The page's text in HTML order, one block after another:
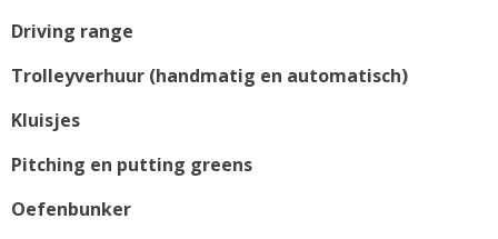
Driving range
Trolleyverhuur (handmatig en automatisch)
Kluisjes
Pitching en putting greens
Oefenbunker